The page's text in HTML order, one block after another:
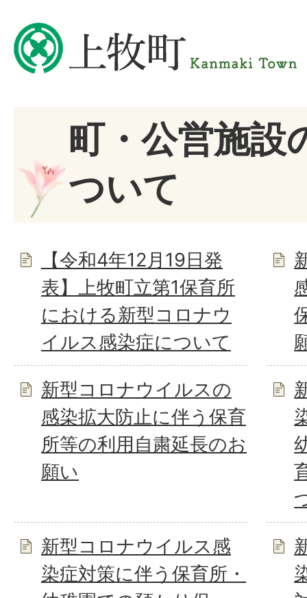
町・公営施設
ついて
【令和4年12月19日発
表】上牧町立第1保育所
における新型コロナウ
イルス感染症について
新型コロナウイルスの
感染拡大防止に伴う保育
所等の利用自粛延長のお
願い
新型コロナウイルス感
染症対策に伴う保育所・